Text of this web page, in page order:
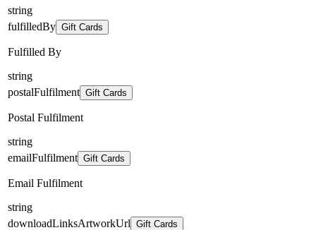
string
fulfilledBy Gift Cards
Fulfilled By
string
postalFulfilment Gift Cards
Postal Fulfilment
string
emailFulfilment Gift Cards
Email Fulfilment
string
downloadLinksArtworkUrl Gift Cards